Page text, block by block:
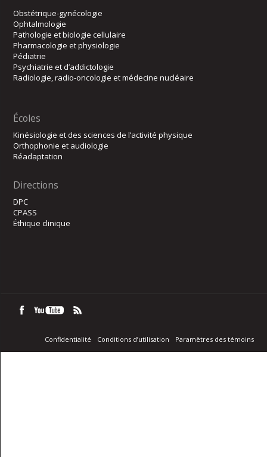
Obstétrique-gynécologie
Ophtalmologie
Pathologie et biologie cellulaire
Pharmacologie et physiologie
Pédiatrie
Psychiatrie et d’addictologie
Radiologie, radio-oncologie et médecine nucléaire
Écoles
Kinésiologie et des sciences de l’activité physique
Orthophonie et audiologie
Réadaptation
Directions
DPC
CPASS
Éthique clinique
Confidentialité Conditions d’utilisation Paramètres des témoins